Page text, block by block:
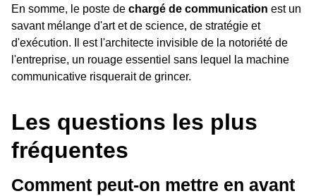
En somme, le poste de chargé de communication est un
savant mélange d'art et de science, de stratégie et
d'exécution. Il est l'architecte invisible de la notoriété de
l'entreprise, un rouage essentiel sans lequel la machine
communicative risquerait de grincer.
Les questions les plus
fréquentes
Comment peut-on mettre en avant